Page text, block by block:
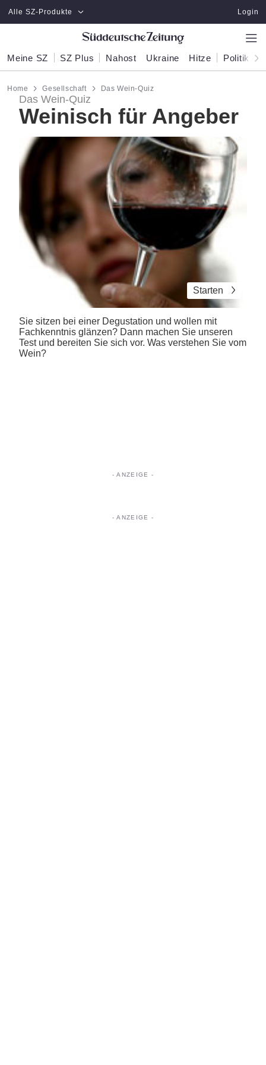
Zum Hauptinhalt springen
Alle SZ-Produkte Login
Meine SZ SZ Plus Nahost Ukraine Hitze Politik
Home Gesellschaft Das Wein-Quiz
Das Wein-Quiz
Weinisch für Angeber
Starten
Sie sitzen bei einer Degustation und wollen mit
Fachkenntnis glänzen? Dann machen Sie unseren
Test und bereiten Sie sich vor. Was verstehen Sie vom
Wein?